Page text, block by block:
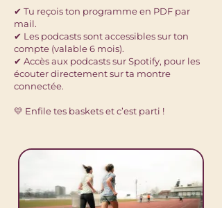
✔ Tu reçois ton programme en PDF par
mail.
✔ Les podcasts sont accessibles sur ton
compte (valable 6 mois).
✔ Accès aux podcasts sur Spotify, pour les
écouter directement sur ta montre
connectée.
💛 Enfile tes baskets et c’est parti !